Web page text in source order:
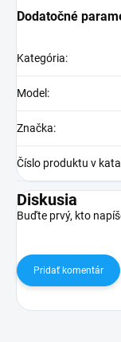
Dodatočné
Kategória:
Model :
Značka:
Číslo produktu v
Diskusia
Buďte prvý, kto
Pridať komentár